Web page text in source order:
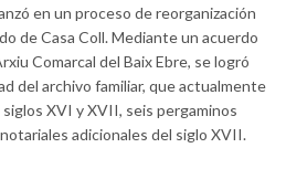
en un proceso de reorganización
de Casa Coll. Mediante un acuerdo
Comarcal del Baix Ebre, se logró
del archivo familiar, que actualmente
XVI y XVII, seis pergaminos
adicionales del siglo XVII.